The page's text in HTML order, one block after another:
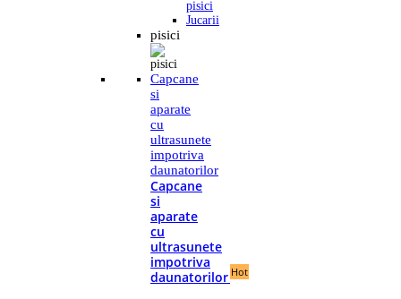
pisici
Jucarii
pisici
Capcane
si
aparate
cu
ultrasunete
impotriva
daunatorilor
Capcane
si
aparate
cu
ultrasunete
impotriva
daunatorilor Hot